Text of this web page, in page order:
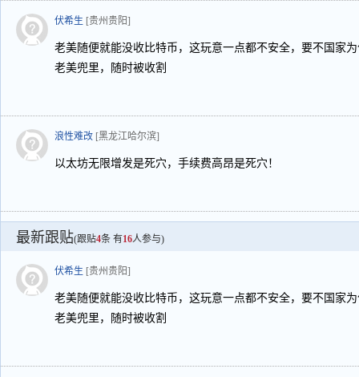
伏希生 [贵州贵阳]
老美随便就能没收比特币，这玩意一点都不安全，要不国家
老美兜里，随时被收割
浪性难改 [黑龙江哈尔滨]
以太坊无限增发是死穴，手续费高昂是死穴！
最新跟贴(跟贴4条 有16人参与)
伏希生 [贵州贵阳]
老美随便就能没收比特币，这玩意一点都不安全，要不国家
老美兜里，随时被收割